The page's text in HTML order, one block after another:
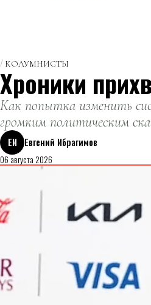
КОЛУМНИСТЫ
Хроники
Как попытка изменить
громким политическим
ЕИ
Евгений Ибрагимов
06 августа 2026